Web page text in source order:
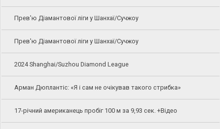
Прев'ю Діамантової ліги у Шанхаї/Сучжоу
Прев'ю Діамантової ліги у Шанхаї/Сучжоу
2024 Shanghai/Suzhou Diamond League
Арман Дюплантіс: «Я і сам не очікував такого стрибка»
17-річний американець пробіг 100 м за 9,93 сек. +Відео